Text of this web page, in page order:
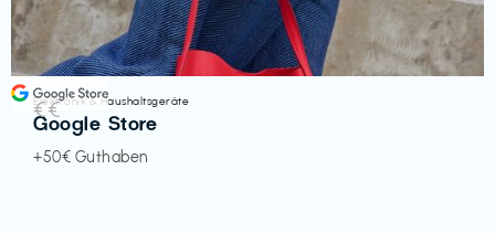
Elektronik & Haushaltsgeräte
Google Store
+50€ Guthaben
€€‎